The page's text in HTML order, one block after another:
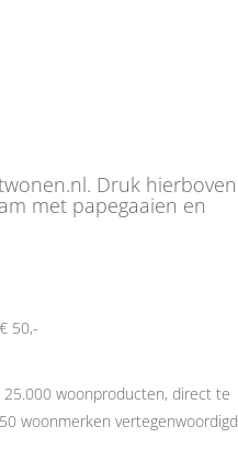
Druk hierboven
met papegaaien en
50,-
woonproducten, direct te
woonmerken vertegenwoordigd.